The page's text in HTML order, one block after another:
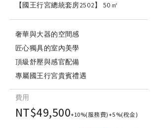
50㎡
NT$49,500+10%(服務費)+5%(稅金)
奢華與大器的空間感
匠心獨具的室內美學
頂級舒壓與感官配備
專屬國王行宮貴賓禮遇
費用
【國王行宮總統套房2502】